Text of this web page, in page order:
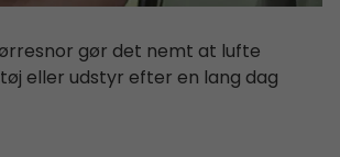
gør det nemt at lufte
eller udstyr efter en lang dag